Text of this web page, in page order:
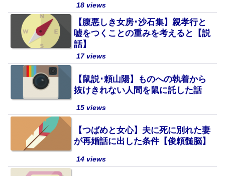
18 views
【腹悪しき女房･沙石集】親孝行と
嘘をつくことの重みを考えると【説
話】
17 views
【鼠説･頼山陽】ものへの執着から
抜けきれない人間を鼠に託した話
15 views
【つばめと女心】夫に死に別れた妻
が再婚話に出した条件【俊頼髄脳】
14 views